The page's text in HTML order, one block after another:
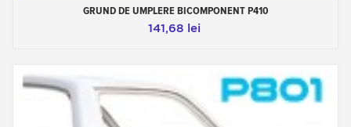
GRUND DE UMPLERE BICOMPONENT P410
141,68 lei